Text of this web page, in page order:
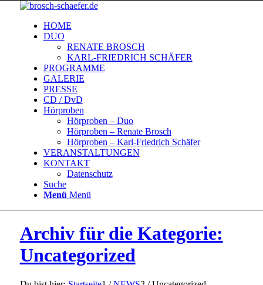
HOME
DUO
RENATE BROSCH
KARL-FRIEDRICH SCHÄFER
PROGRAMME
GALERIE
PRESSE
CD / DvD
Hörproben
Hörproben – Duo
Hörproben – Renate Brosch
Hörproben – Karl-Friedrich Schäfer
VERANSTALTUNGEN
KONTAKT
Datenschutz
Suche
Menü Menü
Archiv für die Kategorie:
Uncategorized